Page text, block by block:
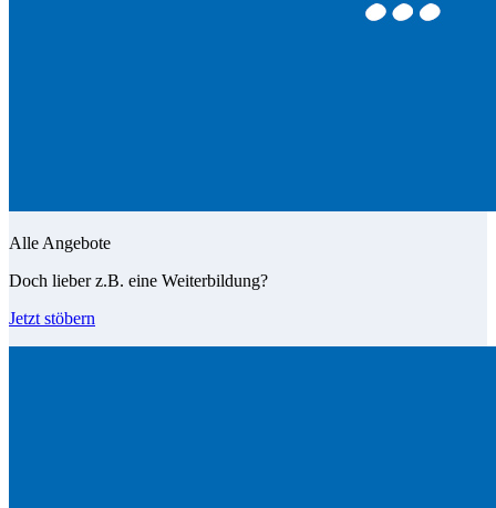
Alle Angebote
Doch lieber z.B. eine Weiterbildung?
Jetzt stöbern